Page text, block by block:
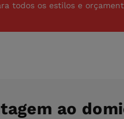
todos os estilos e
ao